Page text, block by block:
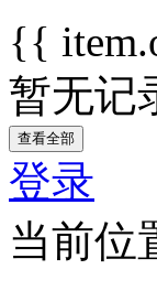
{{
暂无记
查看全部
登录
当前位